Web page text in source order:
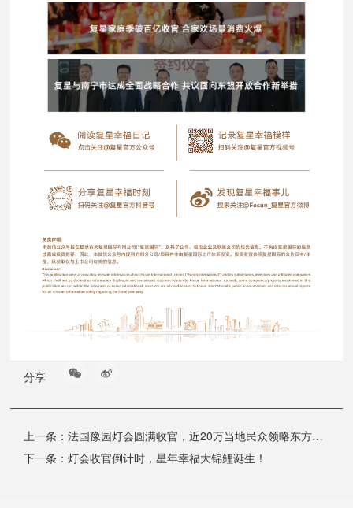
分享
上一条：法国豫园灯会圆满收官，近20万当地民众领略东方生活美学
下一条：灯会收官倒计时，星年幸福大锦鲤诞生！